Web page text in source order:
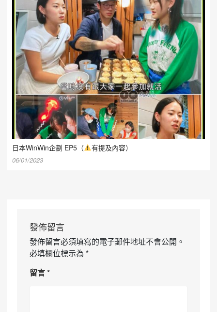
日本WinWin企劃 EP5（ 有提及內容）
06/01/2023
發佈留言
發佈留言必須填寫的電子郵件地址不會公開。
必填欄位標示為 *
留言*